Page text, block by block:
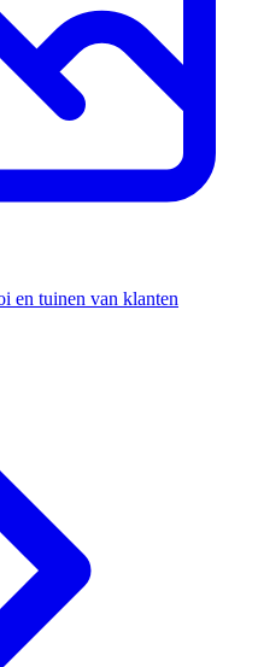
en tuinen van klanten